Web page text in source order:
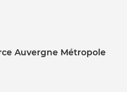
Auvergne Métropole